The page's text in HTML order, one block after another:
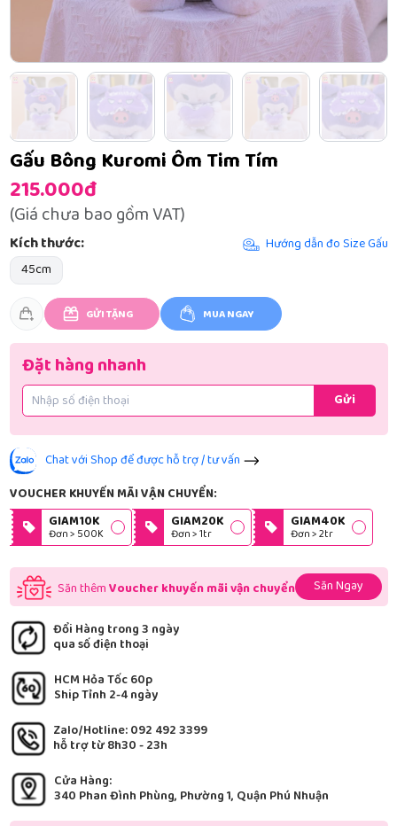
Gấu Bông Kuromi Ôm Tim Tím
215.000đ
(Giá chưa bao gồm VAT)
Kích thước:
Hướng dẫn đo Size Gấu
45cm
GỬI TẶNG MUA NGAY
Đặt hàng nhanh
Gửi
Chat với Shop để được hỗ trợ / tư vấn
VOUCHER KHUYẾN MÃI VẬN CHUYỂN:
GIAM10K
Đơn > 500K
GIAM20K
Đơn > 1tr
GIAM40K
Đơn > 2tr
Săn thêmVoucher khuyến mãi vận chuyển Săn Ngay
Đổi Hàng trong 3 ngày
qua số điện thoại
HCM Hỏa Tốc 60p
Ship Tỉnh 2-4 ngày
Zalo/Hotline: 092 492 3399
hỗ trợ từ 8h30 - 23h
Cửa Hàng:
340 Phan Đình Phùng, Phường 1, Quận Phú Nhuận